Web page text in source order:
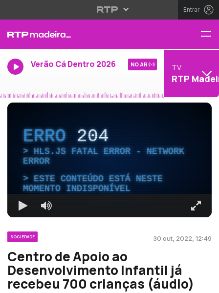
Entrar
Verão Cá Dentro 2026 NO AR TV
RTP
ERRO204
HLS.JS FATAL ERROR - NETWORK
ERROR
ESTE CONTEÚDO ESTÁ NESTE
MOMENTO INDISPONÍVEL
SOCIEDADE 30 out, 2022, 12:49
Centro de Apoio ao
Desenvolvimento Infantil já
recebeu 700 crianças (áudio)